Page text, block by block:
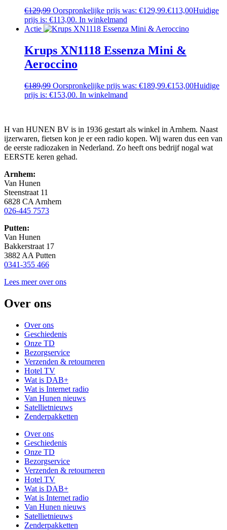
€129,99 Oorspronkelijke prijs was: €129,99.€113,00Huidige
prijs is: €113,00. In winkelmand
Actie
Krups XN1118 Essenza Mini &
Aeroccino
€189,99 Oorspronkelijke prijs was: €189,99.€153,00Huidige
prijs is: €153,00. In winkelmand
H van HUNEN BV is in 1936 gestart als winkel in Arnhem. Naast
ijzerwaren, fietsen kon je er een radio kopen. Wij waren dus een van
de eerste radiozaken in Nederland. Zo heeft ons bedrijf nogal wat
EERSTE keren gehad.
Arnhem:
Van Hunen
Steenstraat 11
6828 CA Arnhem
026-445 7573
Putten:
Van Hunen
Bakkerstraat 17
3882 AA Putten
0341-355 466
Lees meer over ons
Over ons
Over ons
Geschiedenis
Onze TD
Bezorgservice
Verzenden & retourneren
Hotel TV
Wat is DAB+
Wat is Internet radio
Van Hunen nieuws
Satellietnieuws
Zenderpakketten
Over ons
Geschiedenis
Onze TD
Bezorgservice
Verzenden & retourneren
Hotel TV
Wat is DAB+
Wat is Internet radio
Van Hunen nieuws
Satellietnieuws
Zenderpakketten